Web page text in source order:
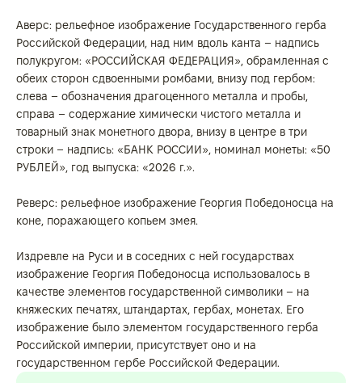
Аверс: рельефное изображение Государственного герба
Российской Федерации, над ним вдоль канта – надпись
полукругом: «РОССИЙСКАЯ ФЕДЕРАЦИЯ», обрамленная с
обеих сторон сдвоенными ромбами, внизу под гербом:
слева – обозначения драгоценного металла и пробы,
справа – содержание химически чистого металла и
товарный знак монетного двора, внизу в центре в три
строки – надпись: «БАНК РОССИИ», номинал монеты: «50
РУБЛЕЙ», год выпуска: «2026 г.».
Реверс: рельефное изображение Георгия Победоносца на
коне, поражающего копьем змея.
Издревле на Руси и в соседних с ней государствах
изображение Георгия Победоносца использовалось в
качестве элементов государственной символики – на
княжеских печатях, штандартах, гербах, монетах. Его
изображение было элементом государственного герба
Российской империи, присутствует оно и на
государственном гербе Российской Федерации.